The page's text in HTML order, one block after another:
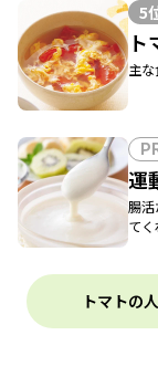
5
主
運
腸活
て
トマトの